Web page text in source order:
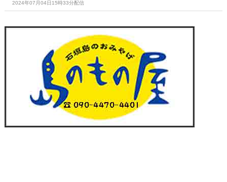
2024年07月04日15時33分配信